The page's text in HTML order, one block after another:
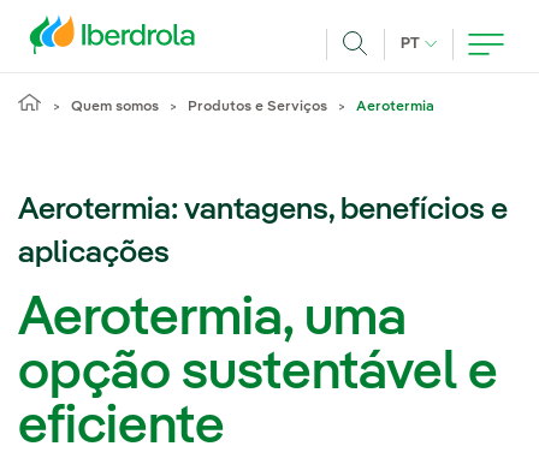
PT IDIOMA ATUAL,
Quem somos Produtos e Serviços Aerotermia
Aerotermia: vantagens, benefícios e
aplicações
Aerotermia, uma
opção sustentável e
eficiente